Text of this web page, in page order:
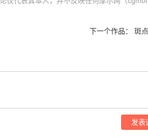
下一个作品： 斑
发表